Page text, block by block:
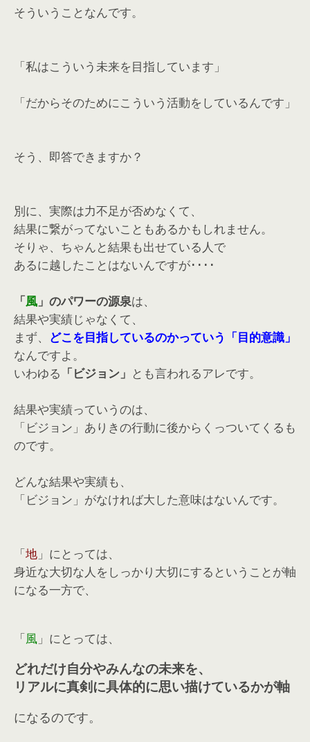
そういうことなんです。
「私はこういう未来を目指しています」
「だからそのためにこういう活動をしているんです」
そう、即答できますか？
別に、実際は力不足が否めなくて、
結果に繋がってないこともあるかもしれません。
そりゃ、ちゃんと結果も出せている人で
あるに越したことはないんですが････
「風 」のパワーの源泉は、
結果や実績じゃなくて、
まず、 どこを目指しているのかっていう「目的意識」
なんですよ。
いわゆる 「ビジョン」 とも言われるアレです。
結果や実績っていうのは、
「ビジョン」ありきの行動に後からくっついてくるも
のです。
どんな結果や実績も、
「ビジョン」がなければ大した意味はないんです。
「地 」にとっては、
身近な大切な人をしっかり大切にするということが軸
になる一方で、
「風 」にとっては、
どれだけ自分やみんなの未来を、
リアルに真剣に具体的に思い描けているかが軸
になるのです。